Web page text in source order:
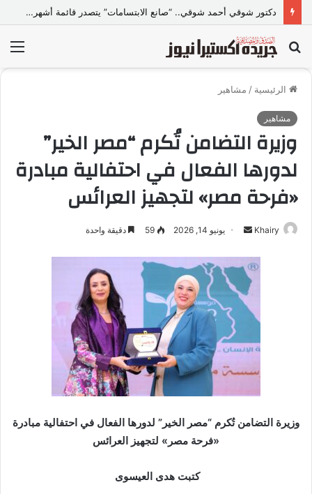
دكتور شوقي أحمد شوقي.. “صانع الابتسامات” يتصدر قائمة أشهر أطباء تجميل الأسنان في مصر
بحث
عن
الرئيسية / مشاهير
مشاهير
وزيرة التضامن تُكرم “مصر الخير”
لدورها الفعال في احتفالية مبادرة
«فرحة مصر» لتجهيز العرائس
Khairy
ب
د
ل
ت
يونيو 14, 2026 59 دقيقة واحدة
وزيرة التضامن تُكرم “مصر الخير” لدورها الفعال في احتفالية مبادرة
«فرحة مصر» لتجهيز العرائس
كتبت هدى العيسوى